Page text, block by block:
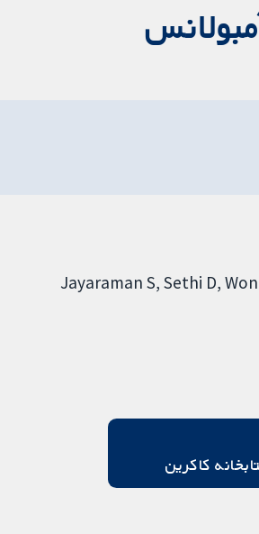
Jayaraman S Sethi D
کاکرین